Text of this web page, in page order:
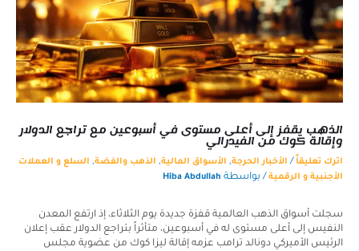
الذهب يقفز إلى أعلى مستوى في أسبوعين مع تراجع الدولار
وإقالة كوك من الفيدرالي
اترك تعليقاً / الأخبار الحرجة, الأسواق المالية, الذهب والفضة, السلع و العملات
الأجنبية و الرقمية / بواسطة Hiba Abdullah
سجلت أسواق الذهب العالمية قفزة جديدة يوم الثلاثاء، إذ ارتفع المعدن
النفيس إلى أعلى مستوى له في أسبوعين، متأثراً بتراجع الدولار عقب إعلان
الرئيس الأميركي دونالد ترامب عزمه إقالة ليزا كوك من عضوية مجلس